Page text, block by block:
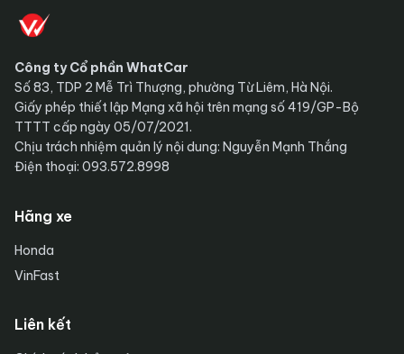
Công ty Cổ phần WhatCar
Số 83, TDP 2 Mễ Trì Thượng, phường Từ Liêm, Hà Nội.
Giấy phép thiết lập Mạng xã hội trên mạng số 419/GP-Bộ
TTTT cấp ngày 05/07/2021.
Chịu trách nhiệm quản lý nội dung: Nguyễn Mạnh Thắng
Điện thoại: 093.572.8998
Hãng xe
Honda
VinFast
Liên kết